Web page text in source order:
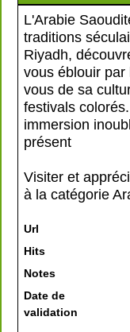
L'Arabie
traditions
Riyadh,
vous éblouir
vous de sa
festivals
immersion
présent
Visiter et
à la catégorie
Url
Hits
Notes
Date de
validation